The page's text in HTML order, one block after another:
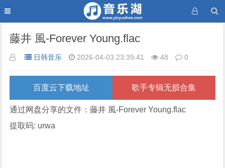
藤井 風-Forever Young.flac
日韩音乐 2026-04-03 23:39:41 48 0
百度云下载地址 歌手专辑无损合集
通过网盘分享的文件：藤井 風-Forever Young.flac
提取码: urwa